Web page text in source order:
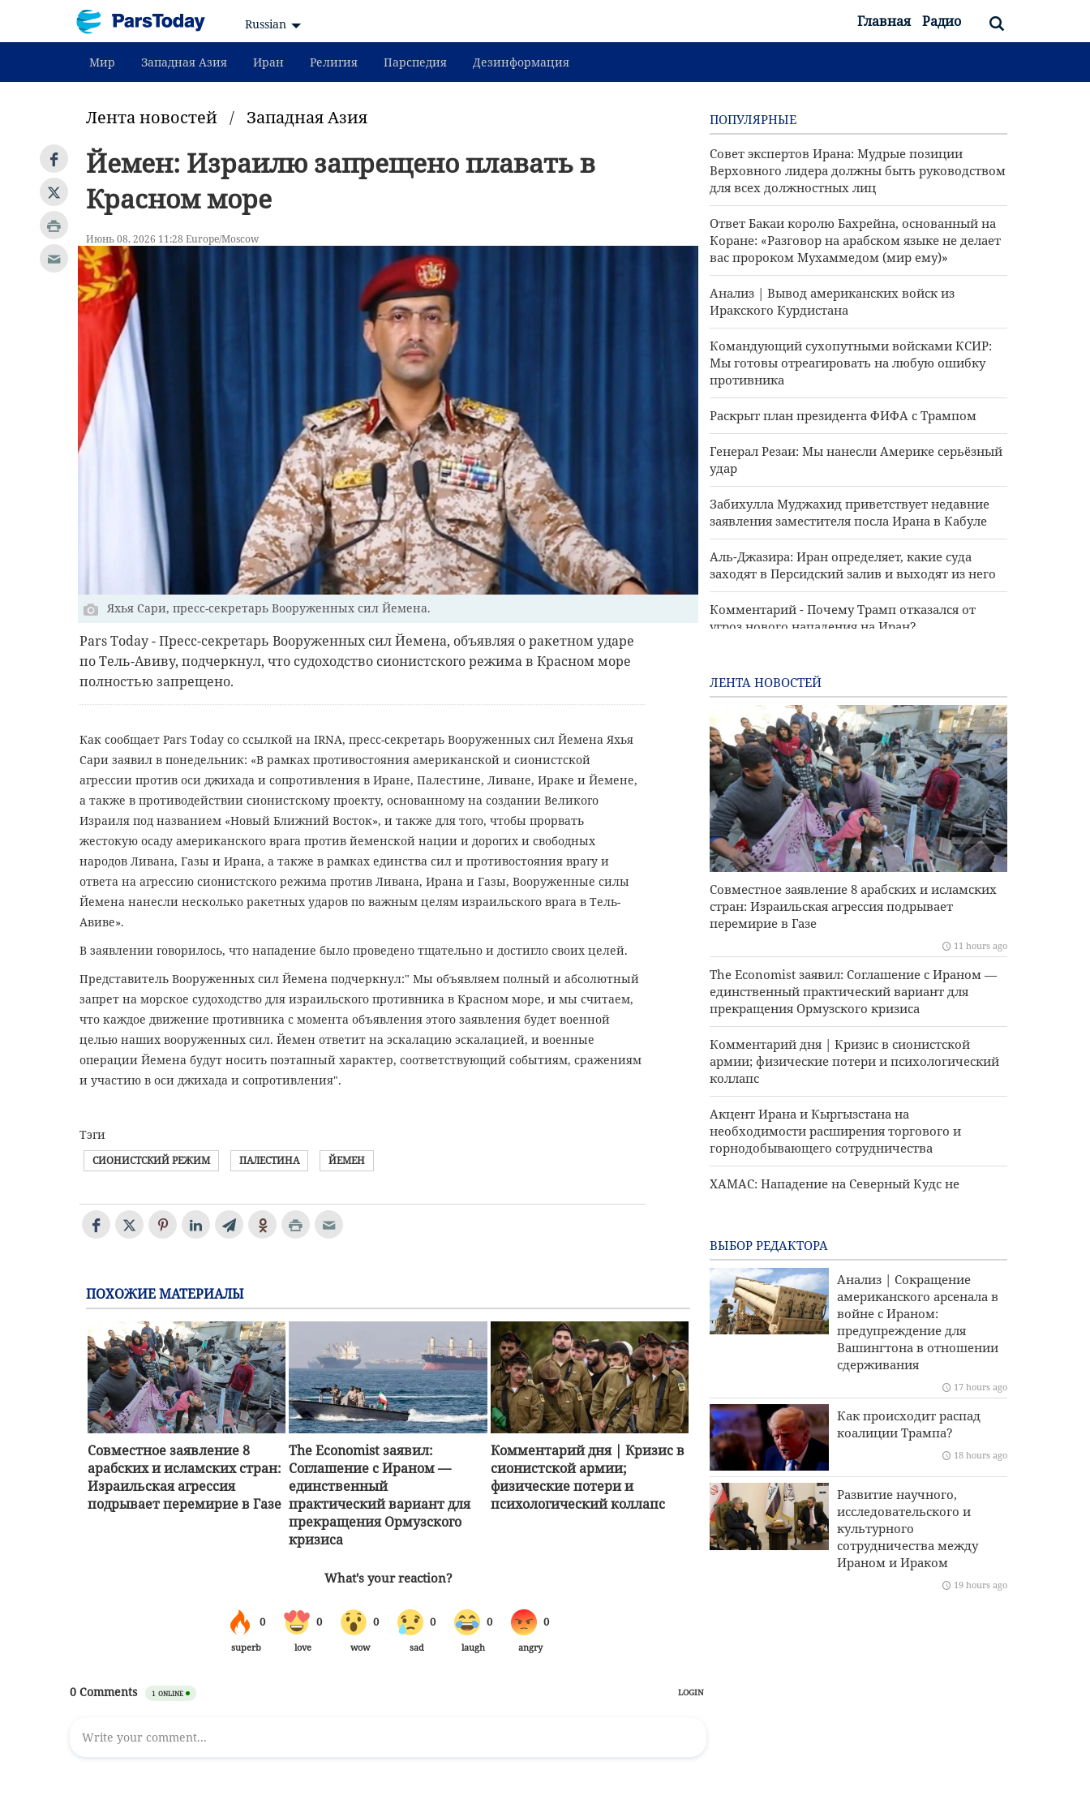
Russian Главная Радио
Мир Западная Азия Иран Религия Парспедия Дезинформация
Лента новостей / Западная Азия
Йемен: Израилю запрещено плавать в
Красном море
Июнь 08, 2026 11:28 Europe/Moscow
Яхья Сари, пресс-секретарь Вооруженных сил Йемена.
Рars Today - Пресс-секретарь Вооруженных сил Йемена, объявляя о ракетном ударе
по Тель-Авиву, подчеркнул, что судоходство сионистского режима в Красном море
полностью запрещено.
Как сообщает Pars Today со ссылкой на IRNA, пресс-секретарь Вооруженных сил Йемена Яхья
Сари заявил в понедельник: «В рамках противостояния американской и сионистской
агрессии против оси джихада и сопротивления в Иране, Палестине, Ливане, Ираке и Йемене,
а также в противодействии сионистскому проекту, основанному на создании Великого
Израиля под названием «Новый Ближний Восток», и также для того, чтобы прорвать
жестокую осаду американского врага против йеменской нации и дорогих и свободных
народов Ливана, Газы и Ирана, а также в рамках единства сил и противостояния врагу и
ответа на агрессию сионистского режима против Ливана, Ирана и Газы, Вооруженные силы
Йемена нанесли несколько ракетных ударов по важным целям израильского врага в Тель-
Авиве».
В заявлении говорилось, что нападение было проведено тщательно и достигло своих целей.
Представитель Вооруженных сил Йемена подчеркнул:" Мы объявляем полный и абсолютный
запрет на морское судоходство для израильского противника в Красном море, и мы считаем,
что каждое движение противника с момента объявления этого заявления будет военной
целью наших вооруженных сил. Йемен ответит на эскалацию эскалацией, и военные
операции Йемена будут носить поэтапный характер, соответствующий событиям, сражениям
и участию в оси джихада и сопротивления".
Тэги
СИОНИСТСКИЙ РЕЖИМ ПАЛЕСТИНА ЙЕМЕН
ПОХОЖИЕ МАТЕРИАЛЫ
Совместное заявление 8
арабских и исламских стран:
Израильская агрессия
подрывает перемирие в Газе
The Economist заявил:
Соглашение с Ираном —
единственный
практический вариант для
прекращения Ормузского
кризиса
Комментарий дня | Кризис в
сионистской армии;
физические потери и
психологический коллапс
ПОПУЛЯРНЫЕ
Совет экспертов Ирана: Мудрые позиции
Верховного лидера должны быть руководством
для всех должностных лиц
Ответ Бакаи королю Бахрейна, основанный на
Коране: «Разговор на арабском языке не делает
вас пророком Мухаммедом (мир ему)»
Анализ | Вывод американских войск из
Иракского Курдистана
Командующий сухопутными войсками КСИР:
Мы готовы отреагировать на любую ошибку
противника
Раскрыт план президента ФИФА с Трампом
Генерал Резаи: Мы нанесли Америке серьёзный
удар
Забихулла Муджахид приветствует недавние
заявления заместителя посла Ирана в Кабуле
Аль-Джазира: Иран определяет, какие суда
заходят в Персидский залив и выходят из него
Комментарий - Почему Трамп отказался от
угроз нового нападения на Иран?
квот на предоставление стипендий
ЛЕНТА НОВОСТЕЙ
Совместное заявление 8 арабских и исламских
стран: Израильская агрессия подрывает
перемирие в Газе
11 hours ago
The Economist заявил: Соглашение с Ираном —
единственный практический вариант для
прекращения Ормузского кризиса
Комментарий дня | Кризис в сионистской
армии; физические потери и психологический
коллапс
Акцент Ирана и Кыргызстана на
необходимости расширения торгового и
горнодобывающего сотрудничества
ХАМАС: Нападение на Северный Кудс не
ВЫБОР РЕДАКТОРА
Анализ | Сокращение
американского арсенала в
войне с Ираном:
предупреждение для
Вашингтона в отношении
сдерживания
17 hours ago
Как происходит распад
коалиции Трампа?
18 hours ago
Развитие научного,
исследовательского и
культурного
сотрудничества между
Ираном и Ираком
19 hours ago